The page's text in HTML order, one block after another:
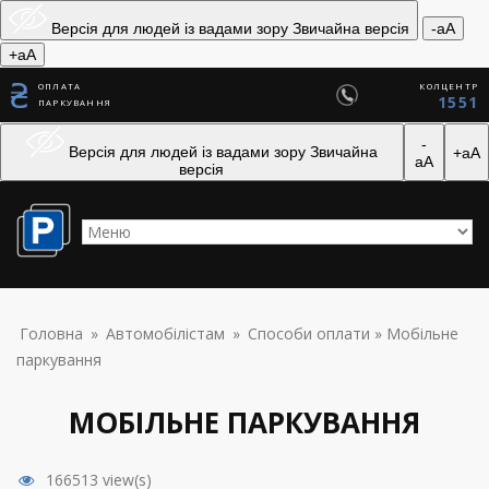
Версія для людей із вадами зору Звичайна версія
-aA
+aA
ОПЛАТА
ПАРКУВАННЯ
КОЛЦЕНТР
1551
Версія для людей із вадами зору Звичайна
версія
-
aA
+aA
ВИ Є ТУТ
Головна » Автомобілістам » Способи оплати » Мобільне
паркування
МОБІЛЬНЕ ПАРКУВАННЯ
166513 view(s)